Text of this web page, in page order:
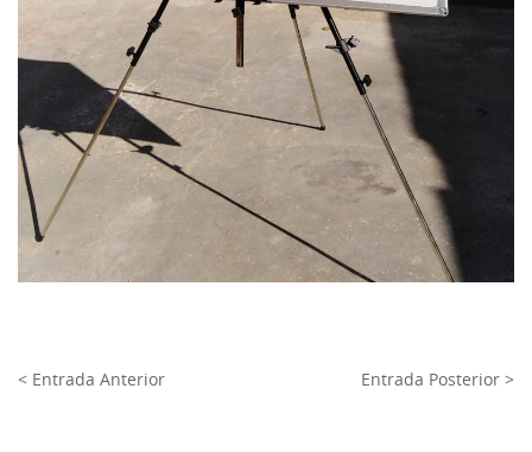
< Entrada Anterior Entrada Posterior >